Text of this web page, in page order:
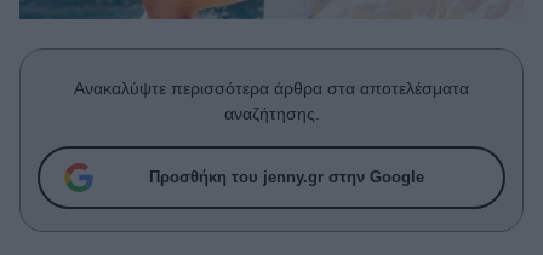
Πρόσωπα
Celebrities
True Stories
Ask the Guru
Success Stories
Ανακαλύψτε περισσότερα άρθρα στα αποτελέσματα
αναζήτησης.
Προσθήκη του jenny.gr στην Google